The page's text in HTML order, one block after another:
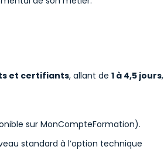
et certifiants, allant de 1 à 4,5 jours,
sur MonCompteFormation).
standard à l’option technique